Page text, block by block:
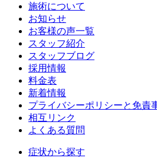
施術について
お知らせ
お客様の声一覧
スタッフ紹介
スタッフブログ
採用情報
料金表
新着情報
プライバシーポリシーと免責
相互リンク
よくある質問
症状から探す